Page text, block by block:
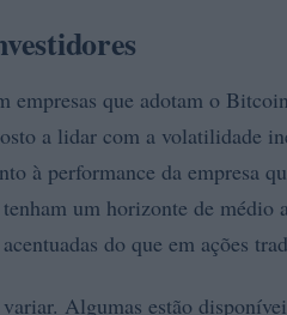
empresas que adotam o
a lidar com a volatilidade
à performance da empresa
um horizonte de médio
do que em ações
Algumas estão